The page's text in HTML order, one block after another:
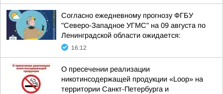
Согласно ежедневному прогнозу ФГБУ
"Северо-Западное УГМС" на 09 августа по
Ленинградской области ожидается:
16:12
О пресечении реализации
никотинсодержащей продукции «Loop» на
территории Санкт-Петербурга и